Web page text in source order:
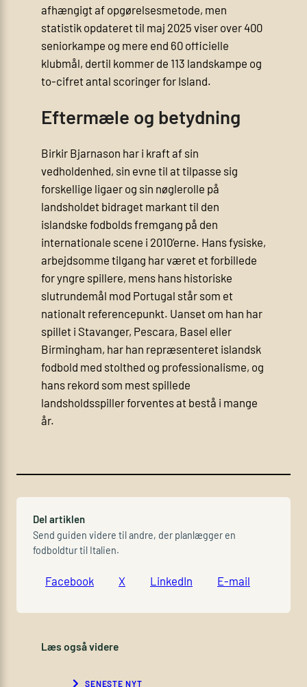
afhængigt af opgørelsesmetode, men
statistik opdateret til maj 2025 viser over 400
seniorkampe og mere end 60 officielle
klubmål, dertil kommer de 113 landskampe og
to-cifret antal scoringer for Island.
Eftermæle og betydning
Birkir Bjarnason har i kraft af sin
vedholdenhed, sin evne til at tilpasse sig
forskellige ligaer og sin nøglerolle på
landsholdet bidraget markant til den
islandske fodbolds fremgang på den
internationale scene i 2010’erne. Hans fysiske,
arbejdsomme tilgang har været et forbillede
for yngre spillere, mens hans historiske
slutrundemål mod Portugal står som et
nationalt referencepunkt. Uanset om han har
spillet i Stavanger, Pescara, Basel eller
Birmingham, har han repræsenteret islandsk
fodbold med stolthed og professionalisme, og
hans rekord som mest spillede
landsholdsspiller forventes at bestå i mange
år.
Del artiklen
Send guiden videre til andre, der planlægger en
fodboldtur til Italien.
Facebook X LinkedIn E-mail
Læs også videre
SENESTE NYT